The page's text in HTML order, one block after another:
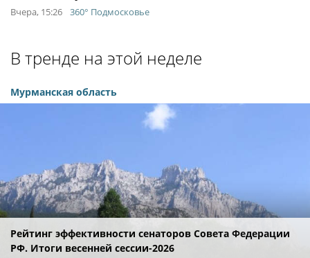
Вчера, 15:26 360° Подмосковье
В тренде на этой неделе
Мурманская область
Рейтинг эффективности сенаторов Совета Федерации
РФ. Итоги весенней сессии-2026